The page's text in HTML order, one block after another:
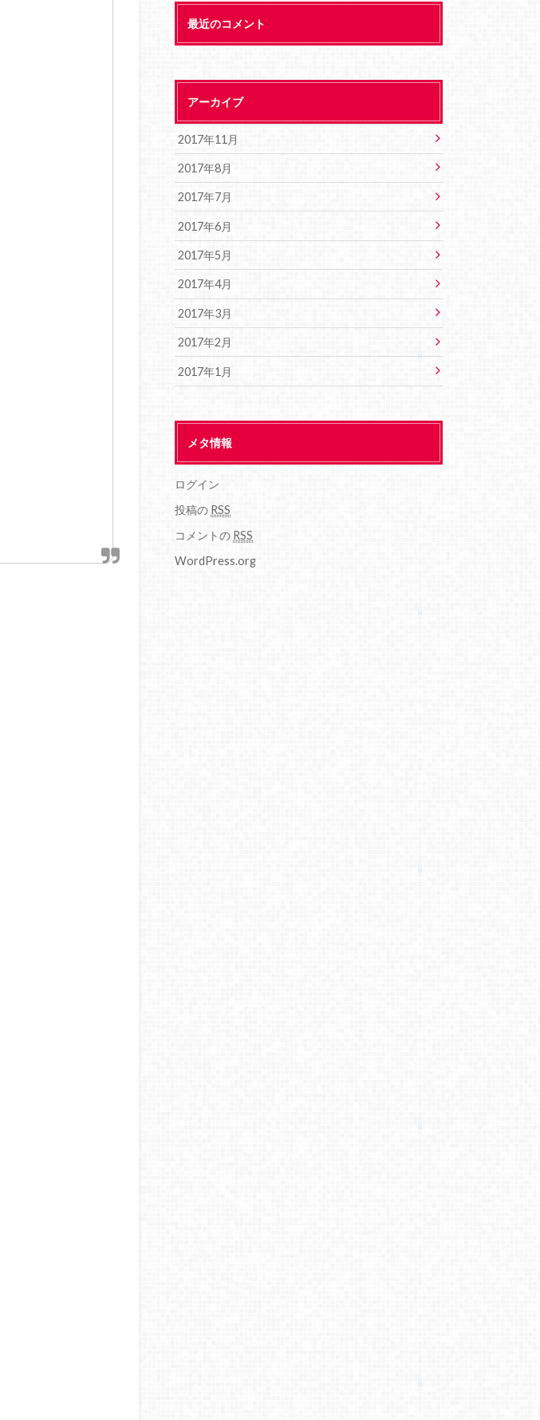
最近のコメント
アーカイブ
2017年11月
2017年8月
2017年7月
2017年6月
2017年5月
2017年4月
2017年3月
2017年2月
2017年1月
メタ情報
ログイン
投稿の RSS
コメントの RSS
WordPress.org